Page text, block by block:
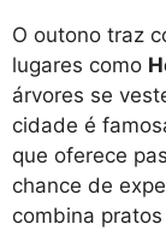
O outono traz
lugares como
árvores se
cidade é
que oferece
chance de
combina